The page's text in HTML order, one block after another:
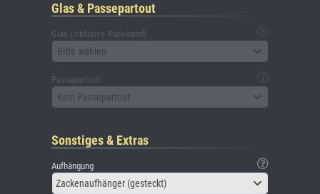
Glas & Passepartout
Glas (inklusive Rückwand)
Bitte wählen
Passepartout
Kein Passepartout
Sonstiges & Extras
Aufhängung
Zackenaufhänger (gesteckt)